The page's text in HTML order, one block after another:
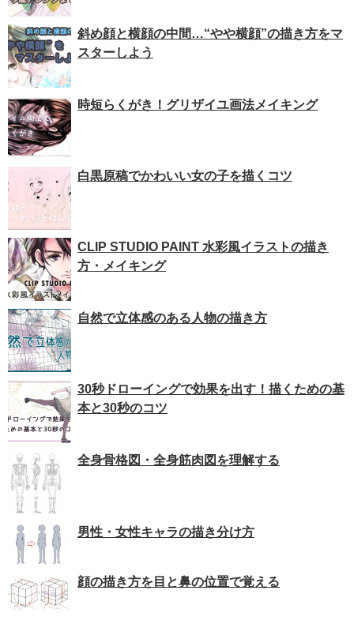
斜め顔と横顔の中間…“やや横顔”の描き方をマ
スターしよう
時短らくがき！グリザイユ画法メイキング
白黒原稿でかわいい女の子を描くコツ
CLIP STUDIO PAINT 水彩風イラストの描き
方・メイキング
自然で立体感のある人物の描き方
30秒ドローイングで効果を出す！描くための基
本と30秒のコツ
全身骨格図・全身筋肉図を理解する
男性・女性キャラの描き分け方
顔の描き方を目と鼻の位置で覚える